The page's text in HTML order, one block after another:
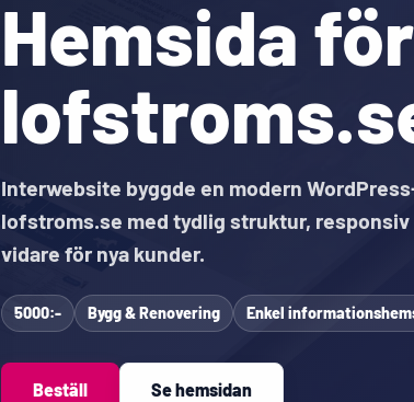
Hemsida för
Interwebsite byggde en modern
lofstroms.se med tydlig struktur, responsiv
vidare för nya kunder.
5000:- Bygg & Renovering Enkel
Beställ Se hemsidan